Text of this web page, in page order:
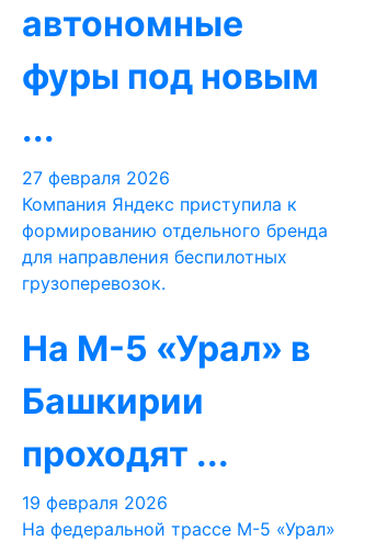
автономные
фуры под новым
...
27 февраля 2026
Компания Яндекс приступила к
формированию отдельного бренда
для направления беспилотных
грузоперевозок.
На М-5 «Урал» в
Башкирии
проходят ...
19 февраля 2026
На федеральной трассе М-5 «Урал»